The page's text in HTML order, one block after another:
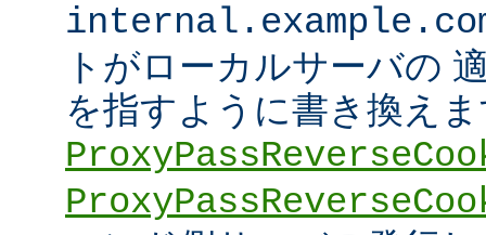
トがローカルサーバの
を指すように書き換え